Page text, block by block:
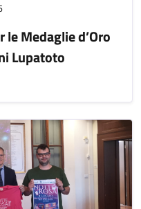
Medaglie d’Oro
Lupatoto